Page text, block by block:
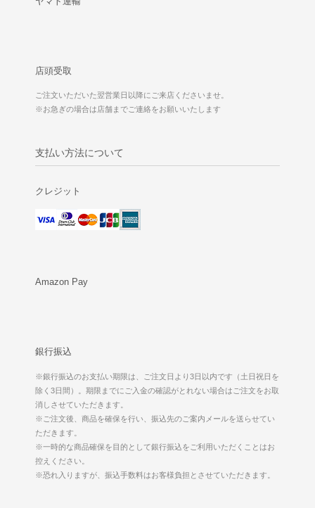
店頭受取
ご注文いただいた翌営業日以降にご来店くださいませ。
※お急ぎの場合は店舗までご連絡をお願いいたします
支払い方法について
クレジット
Amazon Pay
銀行振込
※銀行振込のお支払い期限は、ご注文日より3日以内です（土日祝日を
除く3日間）。期限までにご入金の確認がとれない場合はご注文をお取
消しさせていただきます。
※ご注文後、商品を確保を行い、振込先のご案内メールを送らせてい
ただきます。
※一時的な商品確保を目的として銀行振込をご利用いただくことはお
控えください。
※恐れ入りますが、振込手数料はお客様負担とさせていただきます。